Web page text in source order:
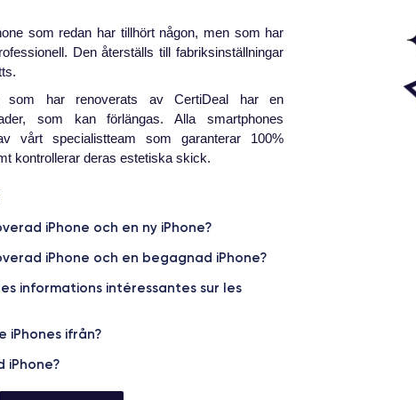
som redan har tillhört någon, men som har
Den återställs till fabriksinställningar
som har renoverats av CertiDeal har en
som kan förlängas. Alla smartphones
vårt specialistteam som garanterar 100%
kontrollerar deras estetiska skick.
iPhone och en ny iPhone?
iPhone och en begagnad iPhone?
informations intéressantes sur les
iPhones ifrån?
iPhone?